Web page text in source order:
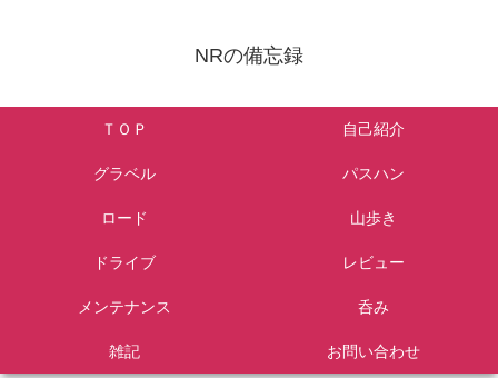
NRの備忘録
ＴＯＰ 自己紹介
グラベル パスハン
ロード 山歩き
ドライブ レビュー
メンテナンス 呑み
雑記 お問い合わせ